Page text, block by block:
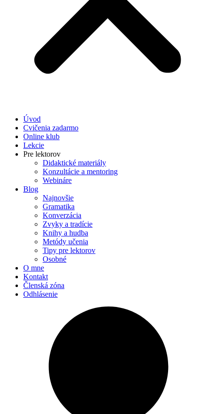
Úvod
Cvičenia zadarmo
Online klub
Lekcie
Pre lektorov
Didaktické materiály
Konzultácie a mentoring
Webináre
Blog
Najnovšie
Gramatika
Konverzácia
Zvyky a tradície
Knihy a hudba
Metódy učenia
Tipy pre lektorov
Osobné
O mne
Kontakt
Členská zóna
Odhlásenie